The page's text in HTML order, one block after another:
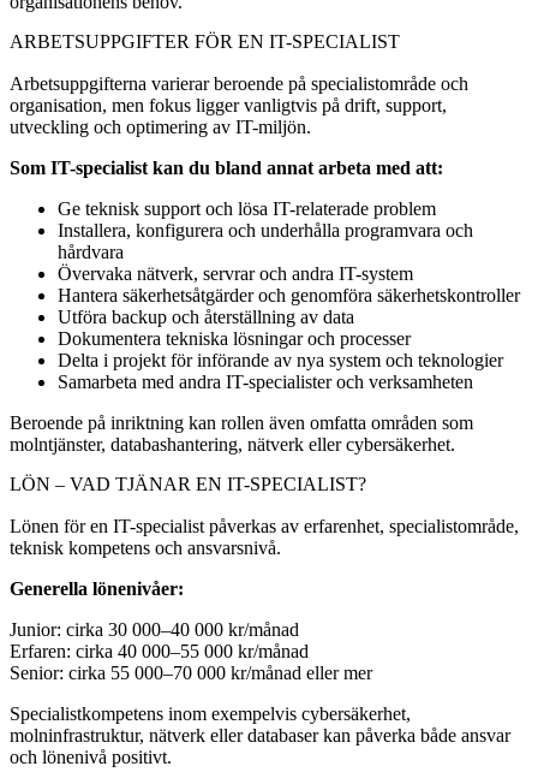
ARBETSUPPGIFTER FÖR EN IT-SPECIALIST
Arbetsuppgifterna varierar beroende på specialistområde och
organisation, men fokus ligger vanligtvis på drift, support,
utveckling och optimering av IT-miljön.
Som IT-specialist kan du bland annat arbeta med att:
Ge teknisk support och lösa IT-relaterade problem
Installera, konfigurera och underhålla programvara och
hårdvara
Övervaka nätverk, servrar och andra IT-system
Hantera säkerhetsåtgärder och genomföra säkerhetskontroller
Utföra backup och återställning av data
Dokumentera tekniska lösningar och processer
Delta i projekt för införande av nya system och teknologier
Samarbeta med andra IT-specialister och verksamheten
Beroende på inriktning kan rollen även omfatta områden som
molntjänster, databashantering, nätverk eller cybersäkerhet.
LÖN – VAD TJÄNAR EN IT-SPECIALIST?
Lönen för en IT-specialist påverkas av erfarenhet, specialistområde,
teknisk kompetens och ansvarsnivå.
Generella lönenivåer:
Junior: cirka 30 000–40 000 kr/månad
Erfaren: cirka 40 000–55 000 kr/månad
Senior: cirka 55 000–70 000 kr/månad eller mer
Specialistkompetens inom exempelvis cybersäkerhet,
molninfrastruktur, nätverk eller databaser kan påverka både ansvar
och lönenivå positivt.